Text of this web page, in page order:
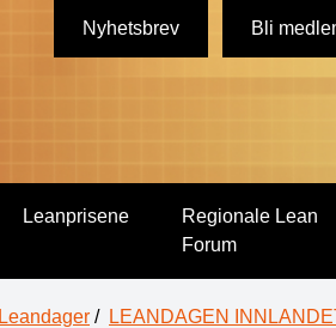
Nyhetsbrev Bli
Leanprisene
Regionale Lean
Forum
Leandager / LEANDAGEN